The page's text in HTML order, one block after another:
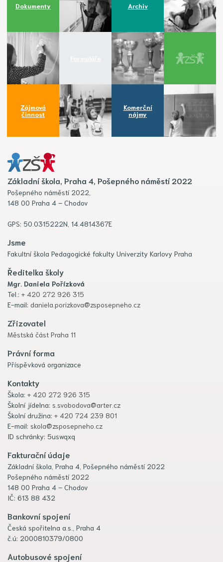
Dokumenty Archiv
Zájmová
činnost
Komerční
nájmy
Základní škola, Praha 4, Pošepného náměstí 2022
Pošepného náměstí 2022,
148 00 Praha 4 – Chodov
GPS: 50.0315222N, 14.4814367E
Jsme
Fakultní škola Pedagogické fakulty Univerzity Karlovy Praha
Ředitelka školy
Mgr. Daniela Pořízková
Tel.: + 420 272 926 315
E-mail: daniela.porizkova@zsposepneho.cz
Zřizovatel
Městská část Praha 11
Právní forma
Příspěvková organizace
Kontakty
Škola: + 420 272 926 315
Školní jídelna: s.svobodova@arter.cz
Školní družina: + 420 724 239 801
E-mail: skola@zsposepneho.cz
ID schránky: 5uswqxq
Fakturační údaje
Základní škola, Praha 4, Pošepného náměstí 2022
Pošepného náměstí 2022
148 00 Praha 4 – Chodov
IČ: 613 88 432
Bankovní spojení
Česká spořitelna a.s., Praha 4
č.ú: 2000810379/0800
Autobusové spojení